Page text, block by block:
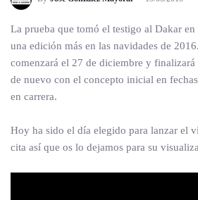
La prueba que tomó el testigo al Dakar
una edición más en las navidades de
comenzará el 27 de diciembre y
de nuevo con el concepto inicial en
en carrera.
Hoy ha sido el día elegido para lanzar el
cita así que os lo dejamos para su